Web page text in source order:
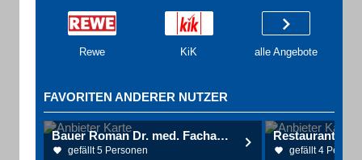
Rewe KiK alle Angebote
FAVORITEN ANDERER NUTZER
Bauer Roman Dr. med. Facharzt f. Chirurgie
gefällt 5 Personen
Restaurant La
gefällt 4